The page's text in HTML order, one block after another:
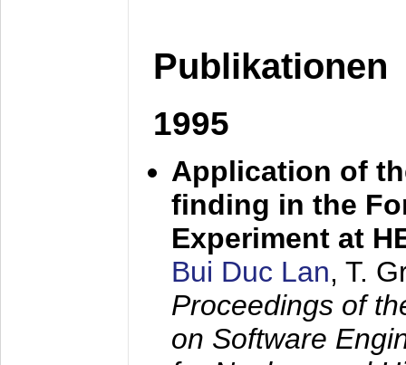
Publikationen
1995
Application of
finding in the
Experiment at
Bui Duc Lan, T.
Proceedings of
on Software